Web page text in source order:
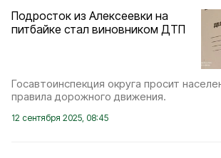
Подросток из Алексеевки на
питбайке стал виновником ДТП
Госавтоинспекция округа просит
правила дорожного движения.
12 сентября 2025, 08:45